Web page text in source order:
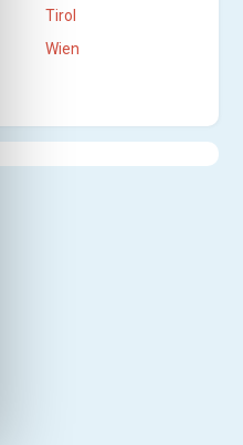
Tirol
Wien